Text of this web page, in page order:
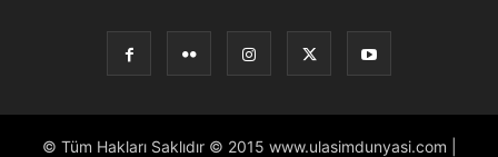
© Tüm Hakları Saklıdır © 2015 www.ulasimdunyasi.com |